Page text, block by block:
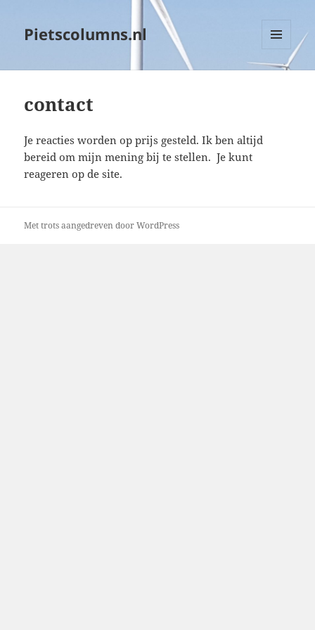
Pietscolumns.nl
MENU
EN
contact
Je reacties worden op prijs gesteld. Ik ben altijd
bereid om mijn mening bij te stellen. Je kunt
reageren op de site.
Met trots aangedreven door WordPress